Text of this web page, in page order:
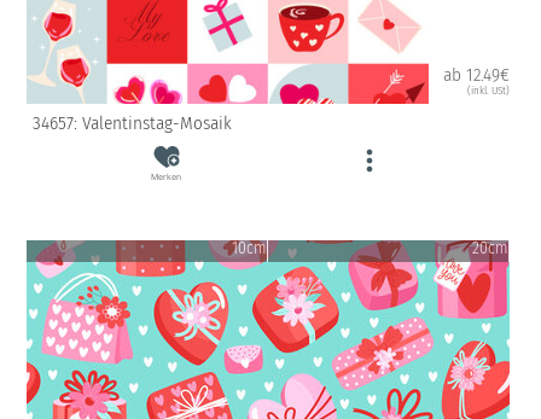
ab 12.49€
(inkl. USt)
34657: Valentinstag-Mosaik
Merken
10cm 20cm